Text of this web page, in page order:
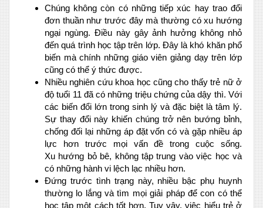
Chúng không còn có những tiếp xúc hay trao đổi
đơn thuần như trước đây mà thường có xu hướng
ngại ngùng. Điều này gây ảnh hưởng không nhỏ
đến quá trình học tập trên lớp. Đây là khó khăn phổ
biến mà chính những giáo viên giảng dạy trên lớp
cũng có thể ý thức được.
Nhiều nghiên cứu khoa học cũng cho thấy trẻ nữ ở
độ tuổi 11 đã có những triệu chứng của dậy thì. Với
các biến đổi lớn trong sinh lý và đặc biệt là tâm lý.
Sự thay đổi này khiến chúng trở nên bướng bỉnh,
chống đối lại những áp đặt vốn có và gặp nhiều áp
lực hơn trước mọi vấn đề trong cuộc sống.
Xu hướng bỏ bê, không tập trung vào việc học và
có những hành vi lệch lạc nhiều hơn.
Đứng trước tình trạng này, nhiều bậc phụ huynh
thường lo lắng và tìm mọi giải pháp để con có thể
học tập một cách tốt hơn. Tuy vậy, việc hiểu trẻ ở